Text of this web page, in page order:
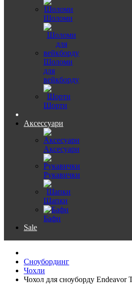
Шоломи
Шоломи
для
вейкборду
Шорти
Аксессуари
Аксесуари
Рукавички
Шапки
Бафи
Sale
Сноубординг
Чохли
Чохол для сноуборду Endeavor